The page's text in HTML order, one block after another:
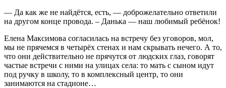
— Да как же не найдётся, есть, — доброжелательно ответили
на другом конце провода. – Данька — наш любимый ребёнок!
Елена Максимова согласилась на встречу без уговоров, мол,
мы не прячемся в четырёх стенах и нам скрывать нечего. А то,
что они действительно не прячутся от людских глаз, говорят
частые встречи с ними на улицах села: то мать с сыном идут
под ручку в школу, то в комплексный центр, то они
занимаются на стадионе…